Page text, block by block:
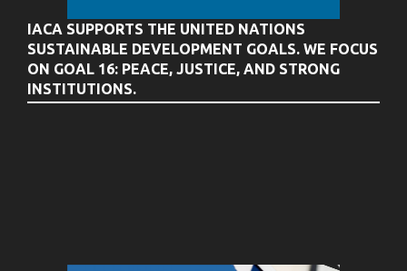
IACA SUPPORTS THE UNITED NATIONS
SUSTAINABLE DEVELOPMENT GOALS. WE FOCUS
ON GOAL 16: PEACE, JUSTICE, AND STRONG
INSTITUTIONS.